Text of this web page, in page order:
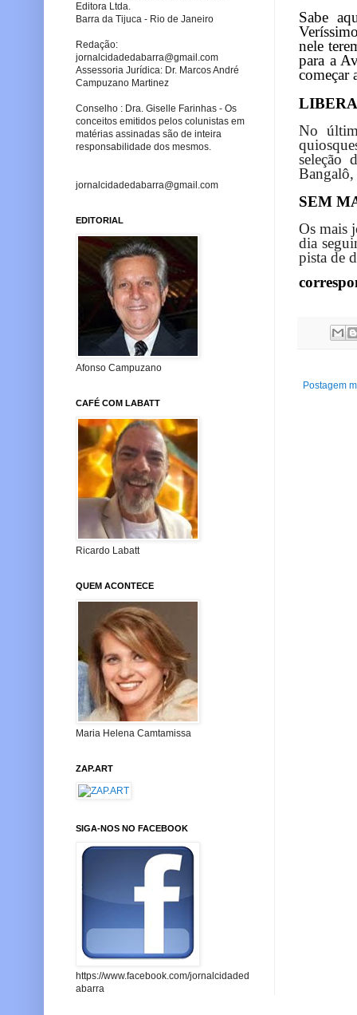
Sabe
Veríssim
nele
para a
começar
No
seleção
Bangalô,
SEM
Os mais
dia
pista de
Postagem
Editora Ltda.
Barra da Tijuca - Rio de Janeiro
Redação:
jornalcidadedabarra@gmail.com
Assessoria Jurídica: Dr. Marcos André
Campuzano Martinez
Conselho : Dra. Giselle Farinhas - Os
conceitos emitidos pelos colunistas em
matérias assinadas são de inteira
responsabilidade dos mesmos.
jornalcidadedabarra@gmail.com
EDITORIAL
Afonso Campuzano
CAFÉ COM LABATT
Ricardo Labatt
QUEM ACONTECE
Maria Helena Camtamissa
ZAP.ART
SIGA-NOS NO FACEBOOK
https://www.facebook.com/jornalcidaded
abarra